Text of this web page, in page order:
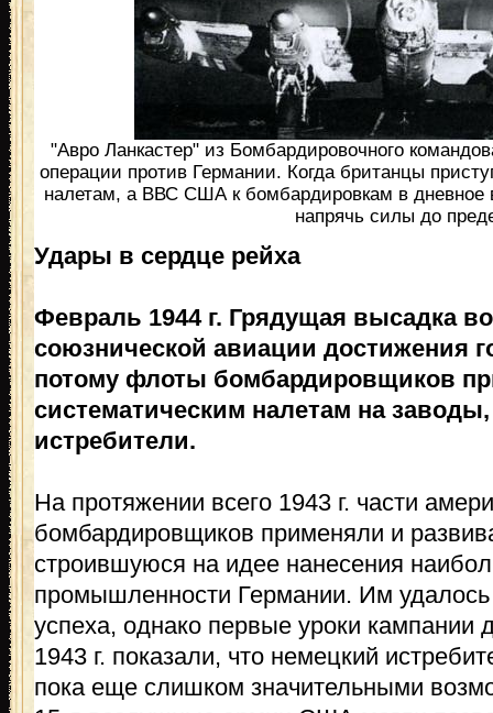
"Авро Ланкастер" из Бомбардировочного
операции против Германии. Когда британцы
налетам, а ВВС США к бомбардировкам в
напрячь силы до
Удары в сердце рейха
Февраль 1944 г. Грядущая высадка
союзнической авиации достижения
потому флоты бомбардировщиков
систематическим налетам на
истребители.
На протяжении всего 1943 г. части
бомбардировщиков применяли и
строившуюся на идее нанесения
промышленности Германии. Им удалось
успеха, однако первые уроки кампании
1943 г. показали, что немецкий
пока еще слишком значительными